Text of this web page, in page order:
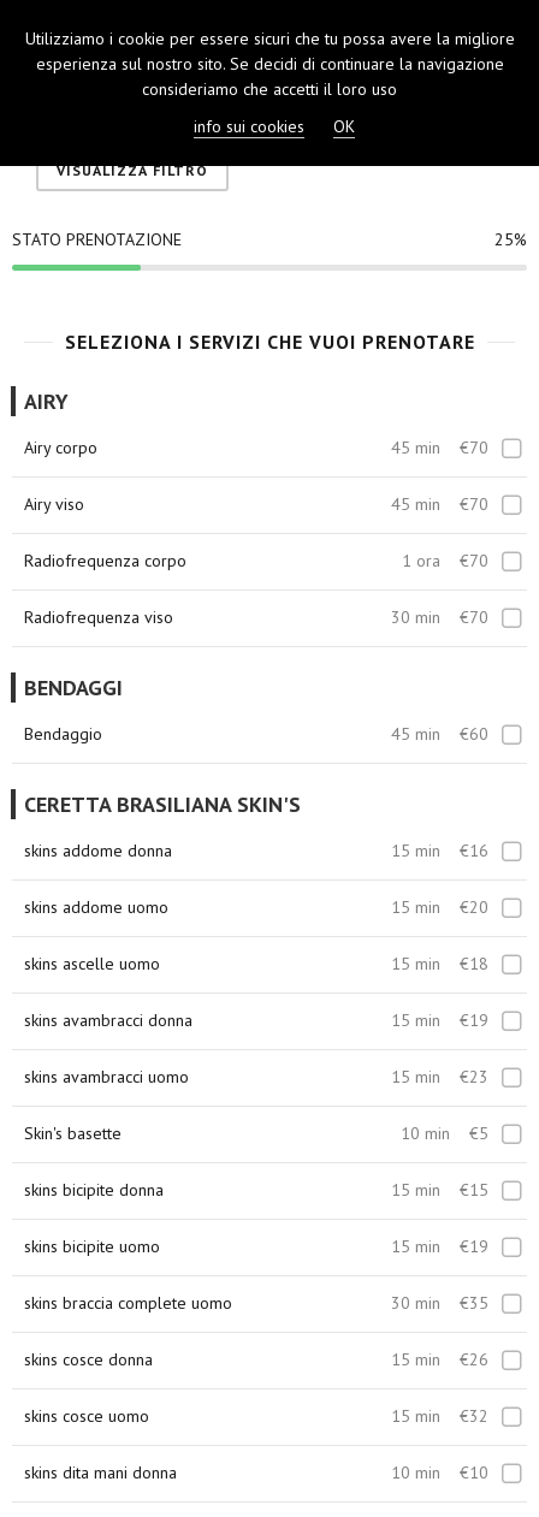
VISUALIZZA FILTRO
STATO PRENOTAZIONE 25%
SELEZIONA I SERVIZI CHE VUOI PRENOTARE
AIRY
Airy corpo 45 min €70
Airy viso 45 min €70
Radiofrequenza corpo 1 ora €70
Radiofrequenza viso 30 min €70
BENDAGGI
Bendaggio 45 min €60
CERETTA BRASILIANA SKIN'S
skins addome donna 15 min €16
skins addome uomo 15 min €20
skins ascelle uomo 15 min €18
skins avambracci donna 15 min €19
skins avambracci uomo 15 min €23
Skin's basette 10 min €5
skins bicipite donna 15 min €15
skins bicipite uomo 15 min €19
skins braccia complete uomo 30 min €35
skins cosce donna 15 min €26
skins cosce uomo 15 min €32
skins dita mani donna 10 min €10
Utilizziamo i cookie per essere sicuri che tu possa avere la migliore
esperienza sul nostro sito. Se decidi di continuare la navigazione
consideriamo che accetti il loro uso
info sui cookies
OK